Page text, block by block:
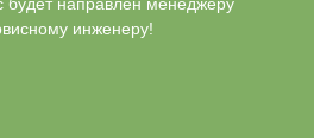
инженеру!